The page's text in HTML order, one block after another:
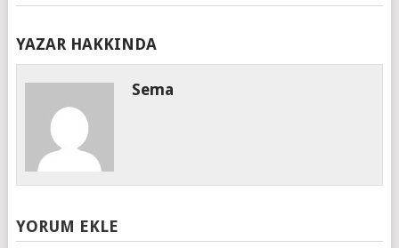
YAZAR HAKKINDA
Sema
YORUM EKLE